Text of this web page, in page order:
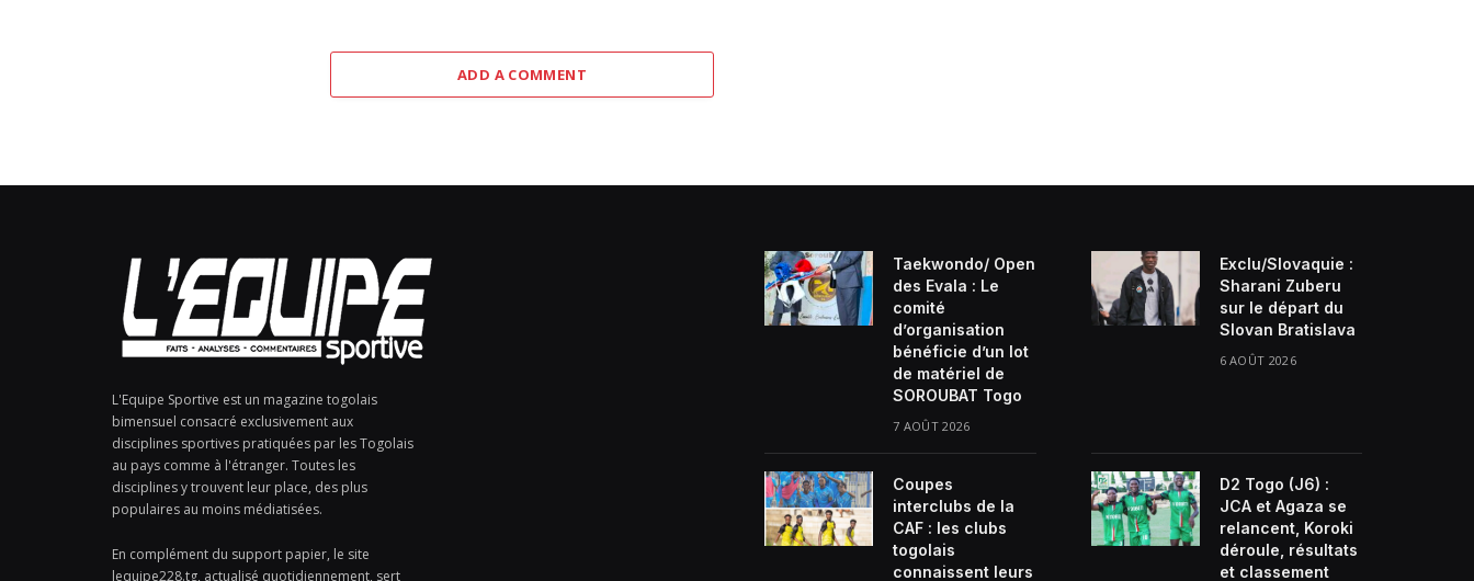
ADD A COMMENT
L'Equipe Sportive est un magazine togolais
bimensuel consacré exclusivement aux
disciplines sportives pratiquées par les Togolais
au pays comme à l'étranger. Toutes les
disciplines y trouvent leur place, des plus
populaires au moins médiatisées.
En complément du support papier, le site
lequipe228.tg, actualisé quotidiennement, sert
Taekwondo/ Open
des Evala : Le
comité
d’organisation
bénéficie d’un lot
de matériel de
SOROUBAT Togo
7 AOÛT 2026
Exclu/Slovaquie :
Sharani Zuberu
sur le départ du
Slovan Bratislava
6 AOÛT 2026
Coupes
interclubs de la
CAF : les clubs
togolais
connaissent leurs
D2 Togo (J6) :
JCA et Agaza se
relancent, Koroki
déroule, résultats
et classement